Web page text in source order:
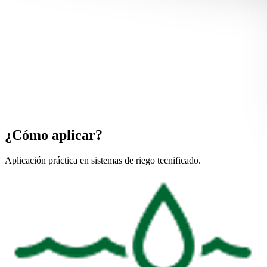
¿Cómo aplicar?
Aplicación práctica en sistemas de riego tecnificado.